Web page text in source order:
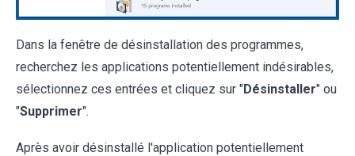
Dans la fenêtre de désinstallation des programmes,
recherchez les applications potentiellement indésirables,
sélectionnez ces entrées et cliquez sur "Désinstaller" ou
"Supprimer".
Après avoir désinstallé l'application potentiellement